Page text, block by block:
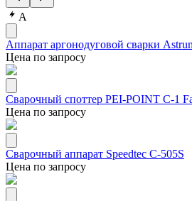
А
Аппарат аргонодуговой сварки
Цена по запросу
Сварочный споттер PEI-POINT С-1
Цена по запросу
Сварочный аппарат Speedtec С-505S
Цена по запросу